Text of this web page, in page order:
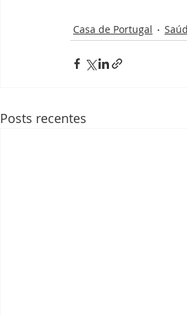
Casa de Portugal
Posts recentes